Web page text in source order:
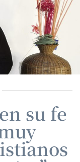
su fe